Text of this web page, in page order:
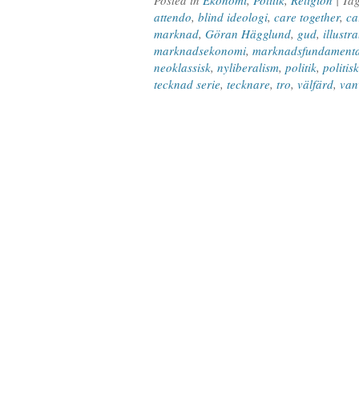
attendo, blind ideologi, care together,
marknad, Göran Hägglund, gud,
marknadsekonomi,
neoklassisk, nyliberalism, politik,
tecknad serie, tecknare, tro, välfärd,